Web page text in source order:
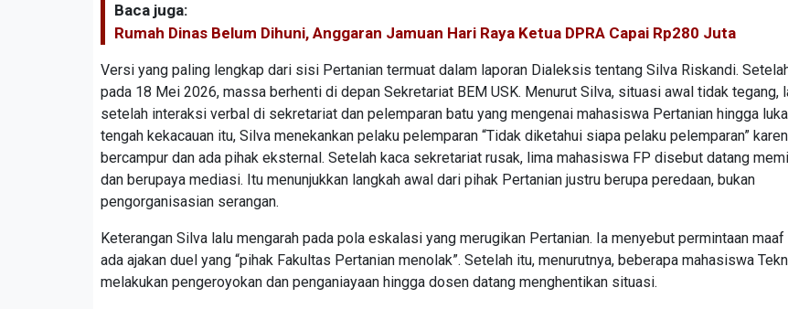
Baca juga:
Rumah Dinas Belum Dihuni, Anggaran Jamuan Hari Raya Ketua DPRA Capai Rp280 Juta
Versi yang paling lengkap dari sisi Pertanian termuat dalam laporan Dialeksis tentang Silva Riskandi.
pada 18 Mei 2026, massa berhenti di depan Sekretariat BEM USK. Menurut Silva, situasi awal tidak tegang,
setelah interaksi verbal di sekretariat dan pelemparan batu yang mengenai mahasiswa Pertanian hingga
tengah kekacauan itu, Silva menekankan pelaku pelemparan “Tidak diketahui siapa pelaku pelemparan”
bercampur dan ada pihak eksternal. Setelah kaca sekretariat rusak, lima mahasiswa FP disebut datang
dan berupaya mediasi. Itu menunjukkan langkah awal dari pihak Pertanian justru berupa peredaan, bukan
pengorganisasian serangan.
Keterangan Silva lalu mengarah pada pola eskalasi yang merugikan Pertanian. Ia menyebut permintaan
ada ajakan duel yang “pihak Fakultas Pertanian menolak”. Setelah itu, menurutnya, beberapa mahasiswa
melakukan pengeroyokan dan penganiayaan hingga dosen datang menghentikan situasi.